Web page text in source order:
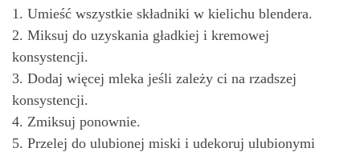
1. Umieść wszystkie składniki w kielichu blendera.
2. Miksuj do uzyskania gładkiej i kremowej
konsystencji.
3. Dodaj więcej mleka jeśli zależy ci na rzadszej
konsystencji.
4. Zmiksuj ponownie.
5. Przelej do ulubionej miski i udekoruj ulubionymi